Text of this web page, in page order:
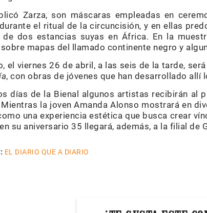
Zarza, son máscaras empleadas en
el ritual de la circuncisión, y en ellas
de dos estancias suyas en África. En la
mapas del llamado continente negro y
el viernes 26 de abril, a las seis de la tarde,
, con obras de jóvenes que han desarrollado allí
días de la Bienal algunos artistas recibirán al
la joven Amanda Alonso mostrará en
una experiencia estética que busca crear
su aniversario 35 llegará, además, a la filial de
EL DIARIO QUE A DIARIO